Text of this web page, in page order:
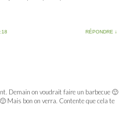
RÉPONDRE ↓
Demain on voudrait faire un barbecue 🙂
Mais bon on verra. Contente que cela te